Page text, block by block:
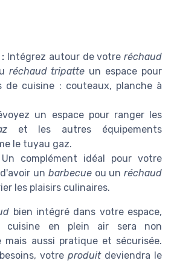
Intégrez autour de votre réchaud
réchaud tripatte un espace pour
de cuisine : couteaux, planche à
un espace pour ranger les
et les autres équipements
le tuyau gaz.
Un complément idéal pour votre
un barbecueou unréchaud
les plaisirs culinaires.
bien intégré dans votre espace,
cuisine en plein air sera non
mais aussi pratique et sécurisée.
votre produitdeviendra le